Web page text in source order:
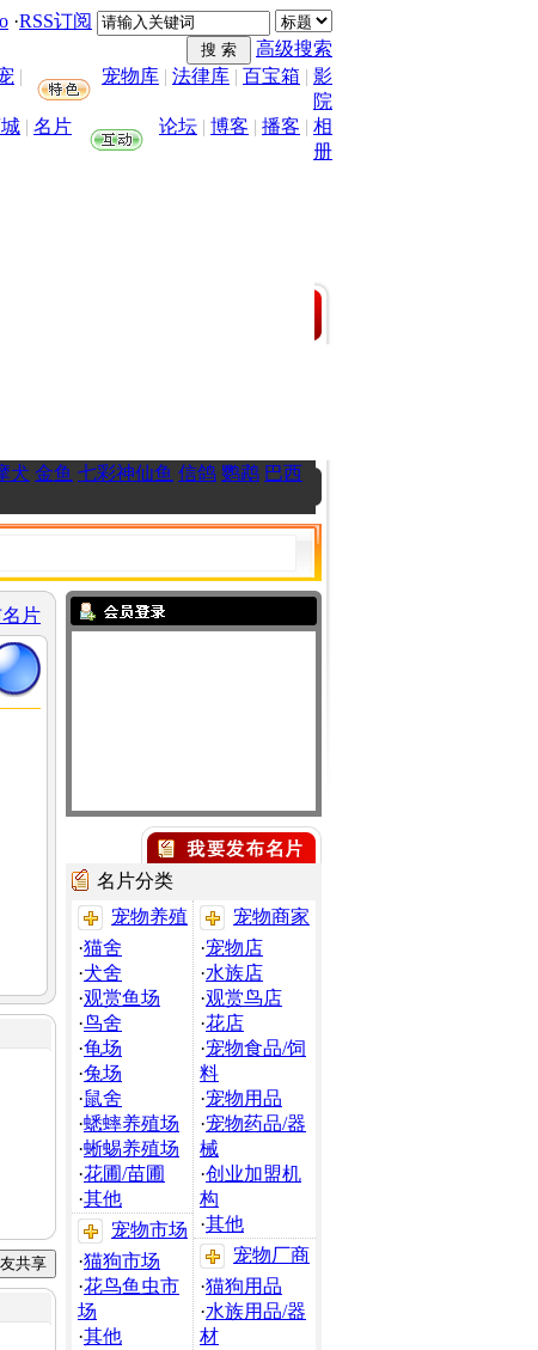
·RSS订阅
高级搜索
|
宠物库 | 法律库 | 百宝箱 | 影
院
| 名片
论坛 | 博客 | 播客 | 相
册
犬 金鱼 七彩神仙鱼 信鸽 鹦鹉 巴西
片
名片分类
宠物养殖
·猫舍
·犬舍
·观赏鱼场
·鸟舍
·龟场
·兔场
·鼠舍
·蟋蟀养殖场
·蜥蜴养殖场
·花圃/苗圃
·其他
宠物市场
·猫狗市场
·花鸟鱼虫市
场
·其他
宠物商家
·宠物店
·水族店
·观赏鸟店
·花店
·宠物食品/饲
料
·宠物用品
·宠物药品/器
械
·创业加盟机
构
·其他
宠物厂商
·猫狗用品
·水族用品/器
材